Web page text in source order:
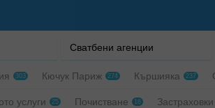
Сватбени агенции
303 Кючук Париж 274 Кършияка 237
услуги 25 Почистване 18